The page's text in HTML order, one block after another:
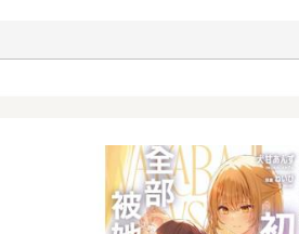
需要花這麼多心力關心一個合作案尚未